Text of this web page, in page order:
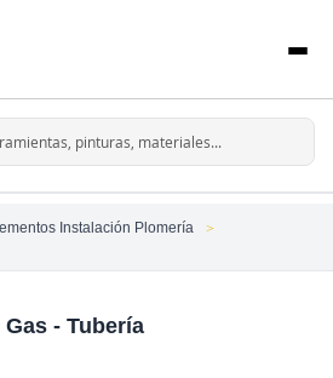
Instalación Plomería
- Tubería